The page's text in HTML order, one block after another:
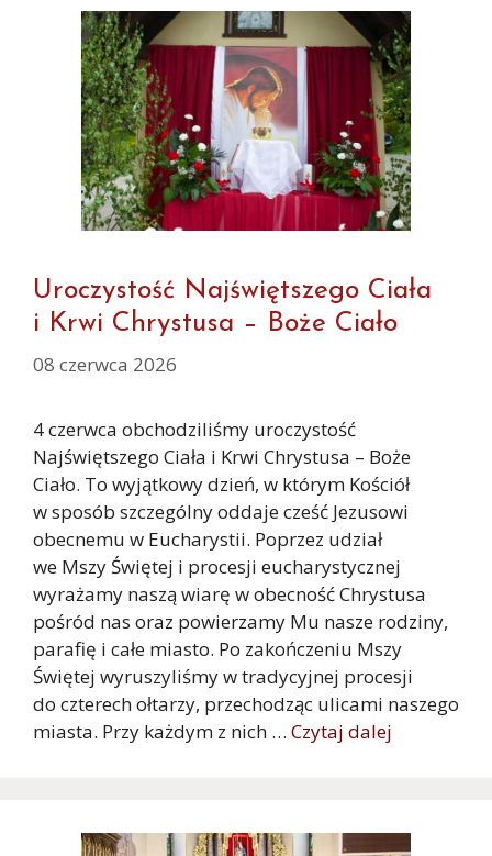
Uroczystość Najświętszego Ciała
i Krwi Chrystusa – Boże Ciało
08 czerwca 2026
4 czerwca obchodziliśmy uroczystość
Najświętszego Ciała i Krwi Chrystusa – Boże
Ciało. To wyjątkowy dzień, w którym Kościół
w sposób szczególny oddaje cześć Jezusowi
obecnemu w Eucharystii. Poprzez udział
we Mszy Świętej i procesji eucharystycznej
wyrażamy naszą wiarę w obecność Chrystusa
pośród nas oraz powierzamy Mu nasze rodziny,
parafię i całe miasto. Po zakończeniu Mszy
Świętej wyruszyliśmy w tradycyjnej procesji
do czterech ołtarzy, przechodząc ulicami naszego
miasta. Przy każdym z nich … Czytaj dalej